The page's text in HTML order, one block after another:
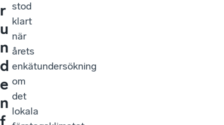
r
u
n
d
e
n
stod
klart
när
årets
enkätundersökning
om
det
lokala